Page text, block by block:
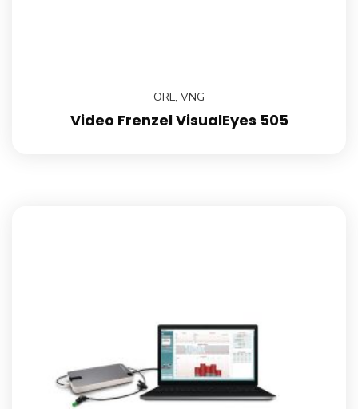
ORL, VNG
Video Frenzel VisualEyes 505